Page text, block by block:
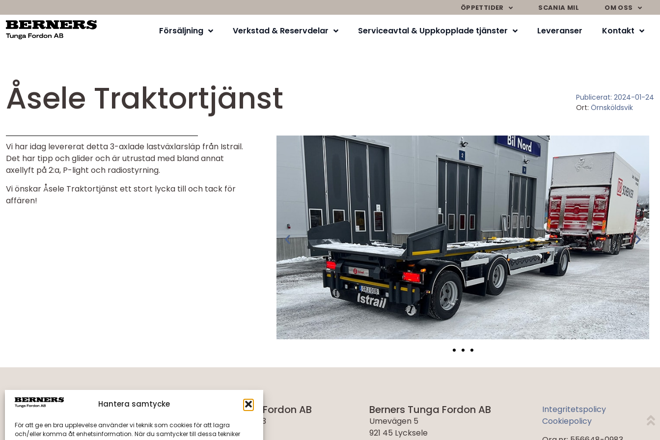
Hantera samtycke
För att ge en bra upplevelse använder vi teknik som cookies för att lagra
och/eller komma åt enhetsinformation. När du samtycker till dessa tekniker
ÖPPETTIDER SCANIA MIL OM OSS
Försäljning Verkstad & Reservdelar Serviceavtal & Uppkopplade tjänster Leveranser Kontakt
Åsele Traktortjänst Publicerat: 2024-01-24
Ort: Örnsköldsvik
Vi har idag levererat detta 3-axlade lastväxlarsläp från Istrail.
Det har tipp och glider och är utrustad med bland annat
axellyft på 2:a, P-light och radiostyrning.
Vi önskar Åsele Traktortjänst ett stort lycka till och tack för
affären!
Fakturaadress
Berners Tunga Fordon AB
Fack 110510, R011
Berners Tunga Fordon AB
Tegelbruksvägen 13
891 55 Arnäsvall
Berners Tunga Fordon AB
Umevägen 5
921 45 Lycksele
Integritetspolicy
Cookiepolicy